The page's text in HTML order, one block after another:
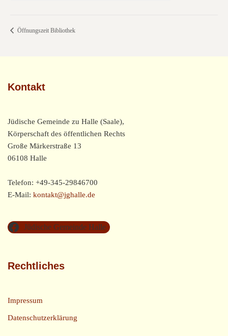
Öffnungszeit Bibliothek
Kontakt
Jüdische Gemeinde zu Halle (Saale),
Körperschaft des öffentlichen Rechts
Große Märkerstraße 13
06108 Halle
Telefon: +49-345-29846700
E-Mail: kontakt@jghalle.de
Jüdische Gemeinde Halle
Rechtliches
Impressum
Datenschutzerklärung